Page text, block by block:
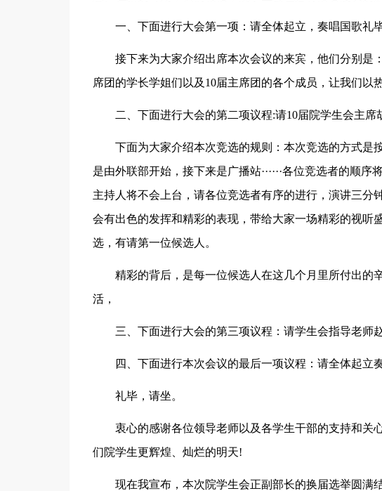
一、下面进行大会第一项：请全体起立，奏唱国歌礼
接下来为大家介绍出席本次会议的来宾，他们分别是
席团的学长学姐们以及10届主席团的各个成员，让我们以
二、下面进行大会的第二项议程:请10届院学生会主席
下面为大家介绍本次竞选的规则：本次竞选的方式是
是由外联部开始，接下来是广播站······各位竞选者的顺
主持人将不会上台，请各位竞选者有序的进行，演讲三分
会有出色的发挥和精彩的表现，带给大家一场精彩的视听
选，有请第一位候选人。
精彩的背后，是每一位候选人在这几个月里所付出的
活，
三、下面进行大会的第三项议程：请学生会指导老师
四、下面进行本次会议的最后一项议程：请全体起立
礼毕，请坐。
衷心的感谢各位领导老师以及各学生干部的支持和关
们院学生更辉煌、灿烂的明天!
现在我宣布，本次院学生会正副部长的换届选举圆满结